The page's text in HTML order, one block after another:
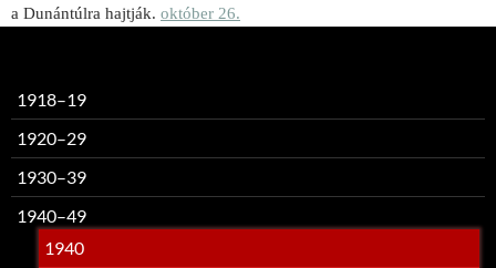
a Dunántúlra hajtják. október 26.
1918–19
1920–29
1930–39
1940–49
1940